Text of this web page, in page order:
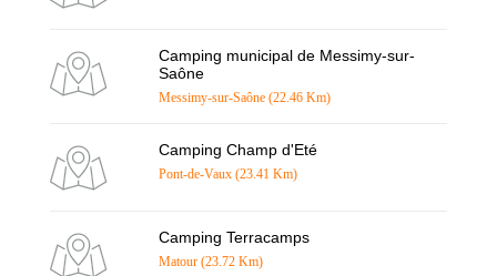
Camping municipal de Messimy-sur-
Saône
Messimy-sur-Saône (22.46 Km)
Camping Champ d'Eté
Pont-de-Vaux (23.41 Km)
Camping Terracamps
Matour (23.72 Km)